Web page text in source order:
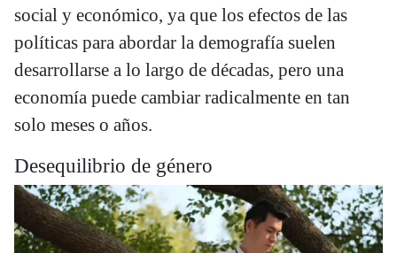
social y económico, ya que los efectos de las
políticas para abordar la demografía suelen
desarrollarse a lo largo de décadas, pero una
economía puede cambiar radicalmente en tan
solo meses o años.
Desequilibrio de género